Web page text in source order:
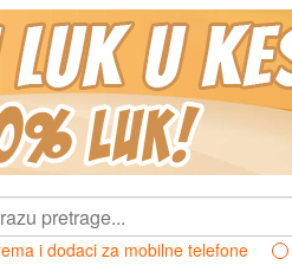
i dodaci za mobilne telefone